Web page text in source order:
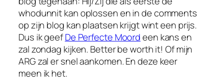
whodunnit kan oplossen en in de comments
op zijn blog kan plaatsen krijgt wint een prijs.
Dus ik geefDe Perfecte Moordeen kans en
zal zondag kijken. Better be worth it! Of mijn
ARG zal er snel aankomen. En deze keer
meen ik het.